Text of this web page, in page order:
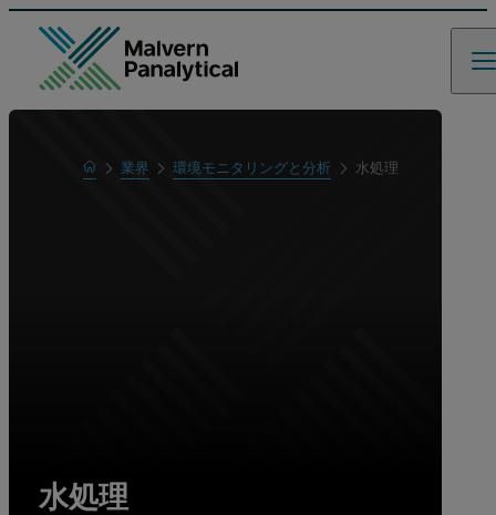
Home業界 環境モニタリングと分析 水処理
水処理